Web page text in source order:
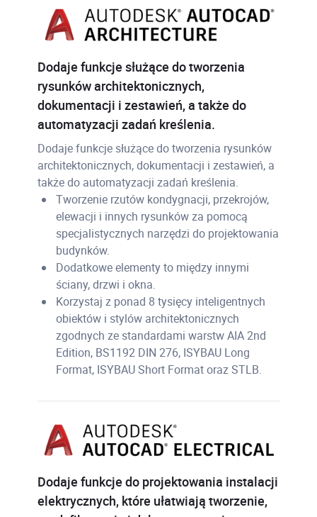
Dodaje funkcje służące do tworzenia
rysunków architektonicznych,
dokumentacji i zestawień, a także do
automatyzacji zadań kreślenia.
Dodaje funkcje służące do tworzenia rysunków
architektonicznych, dokumentacji i zestawień, a
także do automatyzacji zadań kreślenia.
Tworzenie rzutów kondygnacji, przekrojów,
elewacji i innych rysunków za pomocą
specjalistycznych narzędzi do projektowania
budynków.
Dodatkowe elementy to między innymi
ściany, drzwi i okna.
Korzystaj z ponad 8 tysięcy inteligentnych
obiektów i stylów architektonicznych
zgodnych ze standardami warstw AIA 2nd
Edition, BS1192 DIN 276, ISYBAU Long
Format, ISYBAU Short Format oraz STLB.
Dodaje funkcje do projektowania instalacji
elektrycznych, które ułatwiają tworzenie,